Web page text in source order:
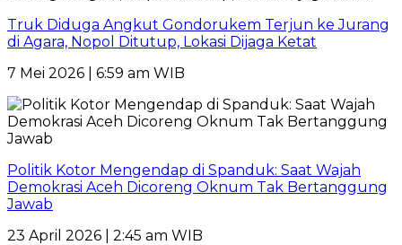
Truk Diduga Angkut Gondorukem Terjun ke Jurang
di Agara, Nopol Ditutup, Lokasi Dijaga Ketat
7 Mei 2026 | 6:59 am WIB
Politik Kotor Mengendap di Spanduk: Saat Wajah
Demokrasi Aceh Dicoreng Oknum Tak Bertanggung
Jawab
23 April 2026 | 2:45 am WIB